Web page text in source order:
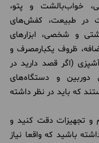
خواب‌بالشت و پتو،
در طبیعت، کفش‌های
و شخصی، ابزارهای
ظروف یکبارمصرف و
(اگر قصد دارید در
دوربین و دستگاه‌های
که باید در نظر داشته
و تجهیزات دقت کنید و
باشید که واقعا نیاز